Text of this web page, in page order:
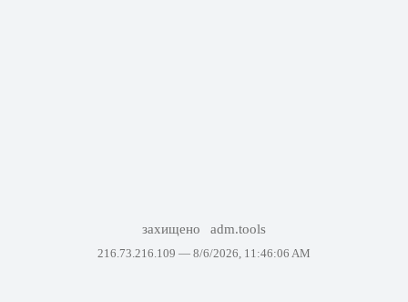
захищено adm.tools
216.73.216.109 — 8/6/2026, 11:46:06 AM